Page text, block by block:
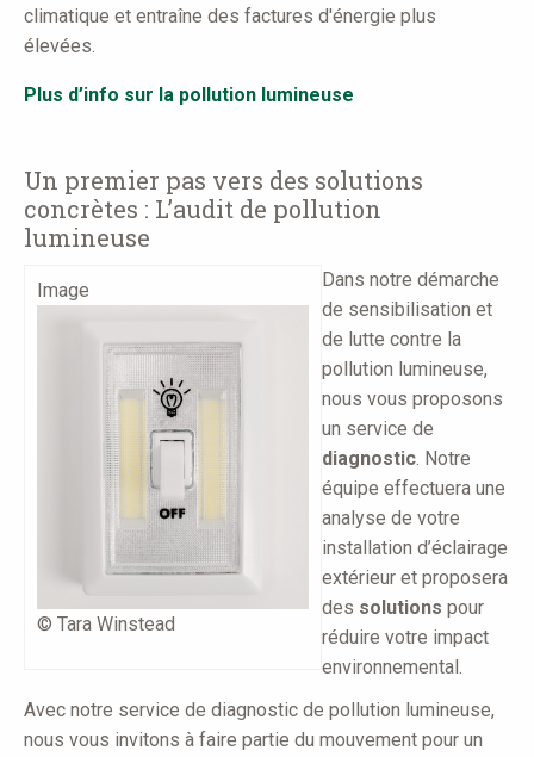
climatique et entraîne des factures d'énergie plus
élevées.
Plus d’info sur la pollution lumineuse
Un premier pas vers des solutions
concrètes : L’audit de pollution
lumineuse
Image
© Tara Winstead
Dans notre démarche
de sensibilisation et
de lutte contre la
pollution lumineuse,
nous vous proposons
un service de
diagnostic. Notre
équipe effectuera une
analyse de votre
installation d’éclairage
extérieur et proposera
des solutions pour
réduire votre impact
environnemental.
Avec notre service de diagnostic de pollution lumineuse,
nous vous invitons à faire partie du mouvement pour un